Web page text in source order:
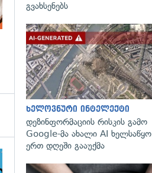
გვახსენებს
ხელოვნური ინტელექტი
დეზინფორმაციის რისკის გამო
Google-მა ახალი AI ხელსაწყო
ერთ დღეში გააუქმა